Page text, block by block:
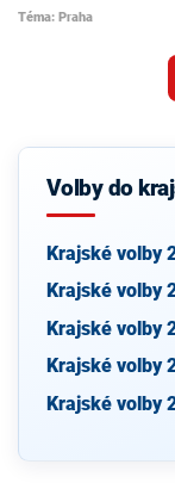
Téma: Praha
Volby do
Krajské volby
Krajské volby
Krajské volby
Krajské volby
Krajské volby